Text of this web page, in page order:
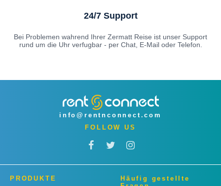
24/7 Support
Bei Problemen wahrend Ihrer Zermatt Reise ist unser Support
rund um die Uhr verfugbar - per Chat, E-Mail oder Telefon.
info@rentnconnect.com
FOLLOW US
PRODUKTE
Häufig gestellte